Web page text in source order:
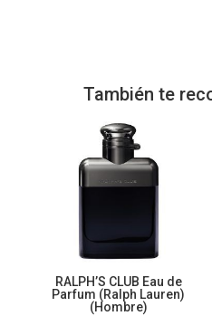
También te
RALPH’S CLUB Eau de
Parfum (Ralph Lauren)
(Hombre)